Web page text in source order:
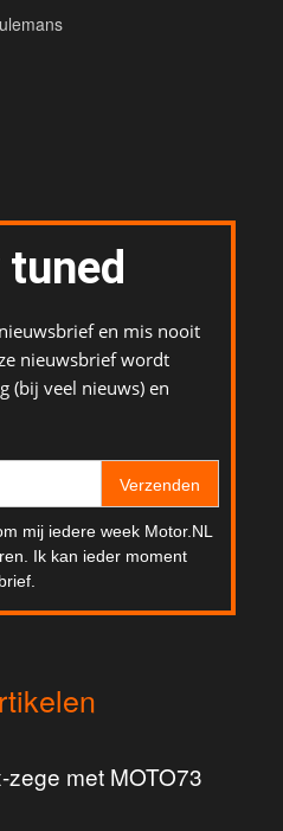
en mis nooit
nieuwsbrief wordt
(bij veel nieuws) en
Verzenden
mij iedere week Motor.NL
Ik kan ieder moment
met MOTO73